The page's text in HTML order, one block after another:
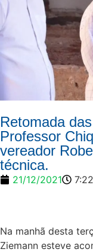
Retomada
Professor
vereador
técnica.
21/12/2021
Na manhã desta
Ziemann esteve